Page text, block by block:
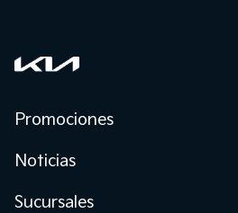
Promociones
Noticias
Sucursales